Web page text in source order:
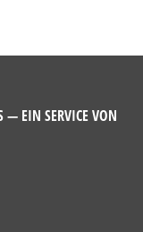
— EIN SERVICE VON